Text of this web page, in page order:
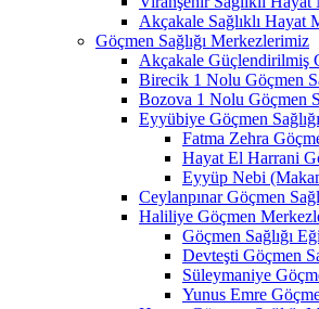
Akçakale Sağlıklı Hayat
Göçmen Sağlığı Merkezlerimiz
Akçakale Güçlendirilmiş
Birecik 1 Nolu Göçmen
Bozova 1 Nolu Göçmen
Eyyübiye Göçmen
Fatma Zehra
Hayat El Harrani
Eyyüp Nebi
Ceylanpınar Göçmen
Haliliye Göçmen
Göçmen Sağlığı
Devteşti Göçmen
Süleymaniye
Yunus Emre